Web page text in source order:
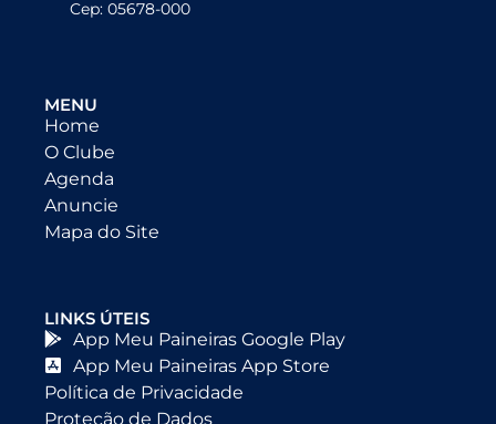
Cep: 05678-000
MENU
Home
O Clube
Agenda
Anuncie
Mapa do Site
LINKS ÚTEIS
App Meu Paineiras Google Play
App Meu Paineiras App Store
Política de Privacidade
Proteção de Dados